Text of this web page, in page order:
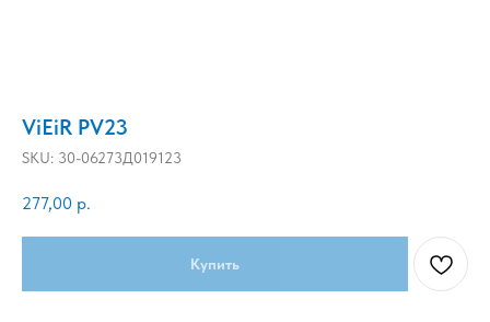
ViEiR PV23
SKU: 30-06273Д019123
277,00 р.
Купить